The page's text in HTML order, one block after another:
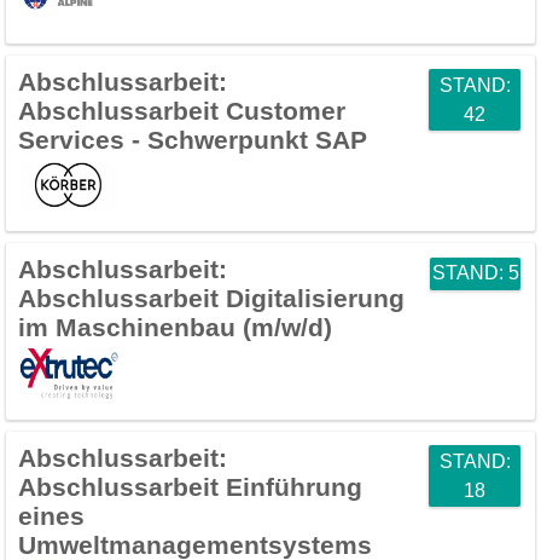
Abschlussarbeit:
Abschlussarbeit Customer
Services - Schwerpunkt SAP
STAND:
42
Abschlussarbeit:
Abschlussarbeit Digitalisierung
im Maschinenbau (m/w/d)
STAND: 5
Abschlussarbeit:
Abschlussarbeit Einführung
eines
Umweltmanagementsystems
STAND:
18